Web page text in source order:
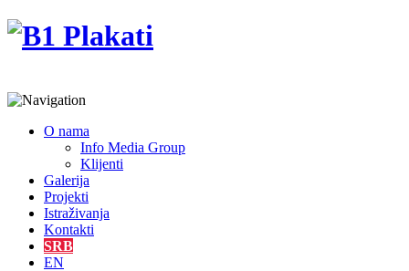
O nama
Info Media Group
Klijenti
Galerija
Projekti
Istraživanja
Kontakti
SRB
EN